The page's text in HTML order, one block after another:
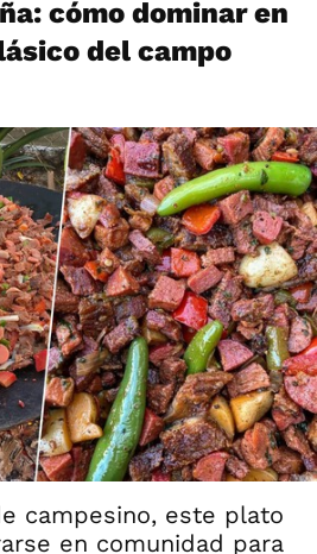
cómo dominar en
del campo
campesino, este plato
en comunidad para